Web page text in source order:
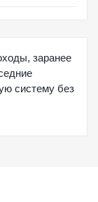
заранее
систему без